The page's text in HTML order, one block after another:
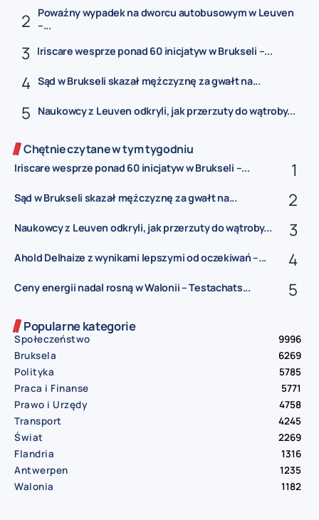
Poważny wypadek na dworcu autobusowym w Leuven
–...
Iriscare wesprze ponad 60 inicjatyw w Brukseli –...
Sąd w Brukseli skazał mężczyznę za gwałt na...
Naukowcy z Leuven odkryli, jak przerzuty do wątroby...
Chętnie czytane w tym tygodniu
Iriscare wesprze ponad 60 inicjatyw w Brukseli –...
Sąd w Brukseli skazał mężczyznę za gwałt na...
Naukowcy z Leuven odkryli, jak przerzuty do wątroby...
Ahold Delhaize z wynikami lepszymi od oczekiwań –...
Ceny energii nadal rosną w Walonii – Testachats...
Popularne kategorie
Społeczeństwo
9996
Bruksela
6269
Polityka
5785
Praca i Finanse
5771
Prawo i Urzędy
4758
Transport
4245
Świat
2269
Flandria
1316
Antwerpen
1235
Walonia
1182